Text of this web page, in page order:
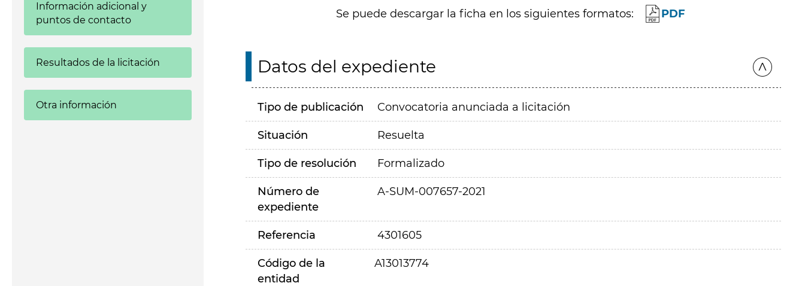
Información adicional y
puntos de contacto
Resultados de la licitación
Otra información
Se puede descargar la ficha en los siguientes formatos: PDF
Datos del expediente
Tipo de publicación Convocatoria anunciada a licitación
Situación Resuelta
Tipo de resolución Formalizado
Número de
expediente
A-SUM-007657-2021
Referencia 4301605
Código de la
entidad
A13013774